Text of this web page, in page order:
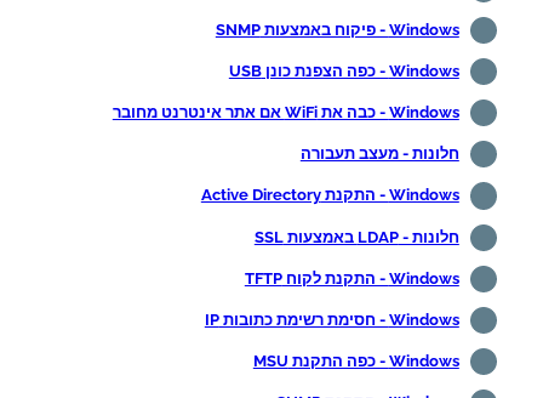
Windows - פיקוח באמצעות SNMP
Windows - כפה הצפנת כונן USB
Windows - כבה את WiFi אם אתר אינטרנט מחובר
חלונות - מעצב תעבורה
Windows - התקנת Active Directory
חלונות - LDAP באמצעות SSL
Windows - התקנת לקוח TFTP
Windows - חסימת רשימת כתובות IP
Windows - כפה התקנת MSU